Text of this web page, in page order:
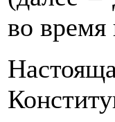
во время